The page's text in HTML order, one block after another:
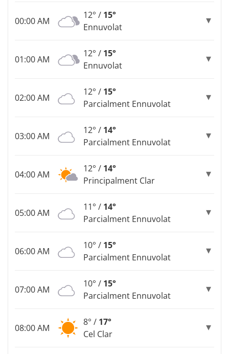
00:00 AM
12° / 15°
Ennuvolat
01:00 AM
12° / 15°
Ennuvolat
02:00 AM
12° / 15°
Parcialment Ennuvolat
03:00 AM
12° / 14°
Parcialment Ennuvolat
04:00 AM
12° / 14°
Principalment Clar
05:00 AM
11° / 14°
Parcialment Ennuvolat
06:00 AM
10° / 15°
Parcialment Ennuvolat
07:00 AM
10° / 15°
Parcialment Ennuvolat
08:00 AM
8° / 17°
Cel Clar